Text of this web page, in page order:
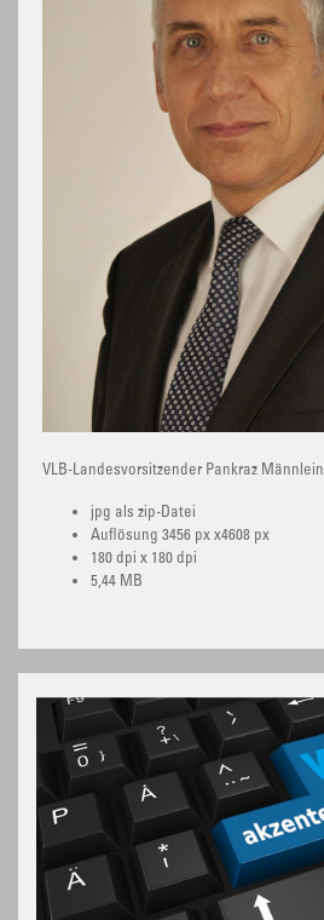
VLB-Landesvorsitzender Pankraz Männlein
jpg als zip-Datei
Auflösung 3456 px x4608 px
180 dpi x 180 dpi
5,44 MB